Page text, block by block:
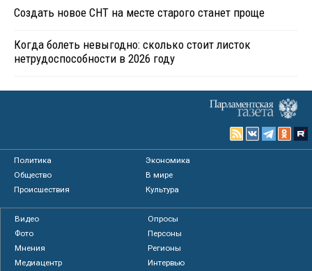
Создать новое СНТ на месте старого станет проще
Когда болеть невыгодно: сколько стоит листок
нетрудоспособности в 2026 году
Политика
Экономика
Общество
В мире
Происшествия
Культура
Видео
Опросы
Фото
Персоны
Мнения
Регионы
Медиацентр
Интервью